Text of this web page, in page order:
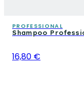
PROFESSIONAL
Shampoo
16,80 €